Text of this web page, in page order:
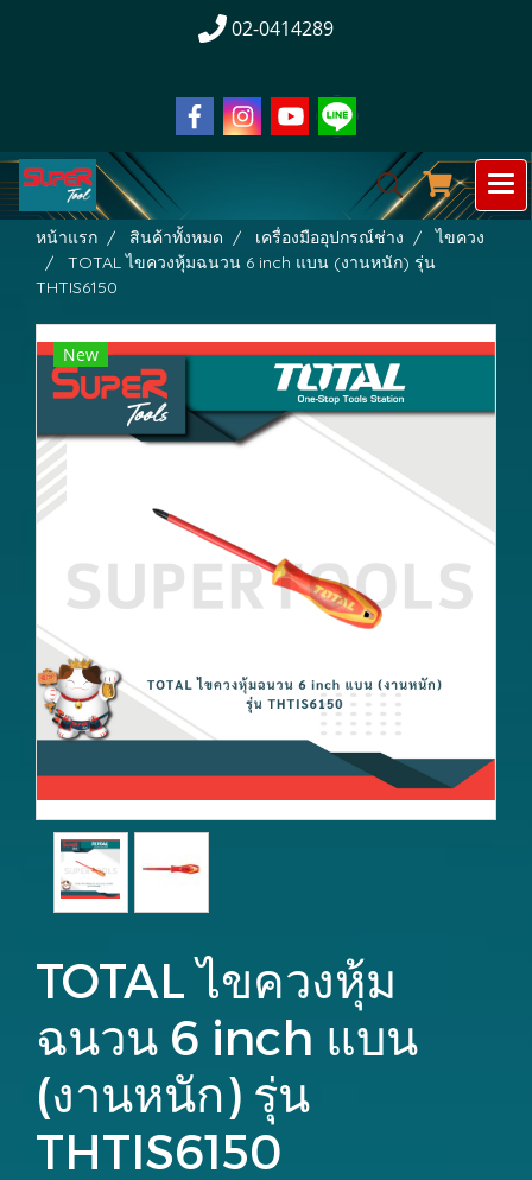
02-0414289
หน้าแรก สินค้าทั้งหมด เครื่องมืออุปกรณ์ช่าง
ไขควง
TOTAL ไขควงหุ้มฉนวน 6 inch แบน (งานหนัก) รุ่น
THTIS6150
New
TOTAL ไขควงหุ้ม
ฉนวน 6 inch แบน
(งานหนัก) รุ่น
THTIS6150